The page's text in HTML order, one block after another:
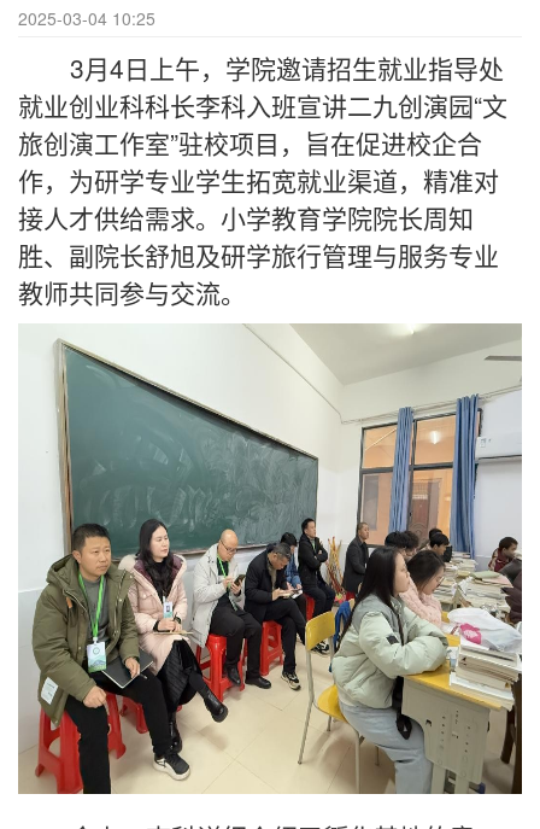
2025-03-04 10:25
3月4日上午，学院邀请招生就业指导处
就业创业科科长李科入班宣讲二九创演园“文
旅创演工作室”驻校项目，旨在促进校企合
作，为研学专业学生拓宽就业渠道，精准对
接人才供给需求。小学教育学院院长周知
胜、副院长舒旭及研学旅行管理与服务专业
教师共同参与交流。